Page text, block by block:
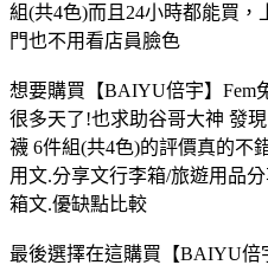
組(共4色)而且24小時都能買
門也不用看店員臉色
想要購買【BAIYU倍宇】Fem
很多天了!也求助谷哥大神 發
襪 6件組(共4色)的評價真的不
用文.分享文行李箱/旅遊用品
箱文.優缺點比較
最後選擇在這購買【BAIYU倍